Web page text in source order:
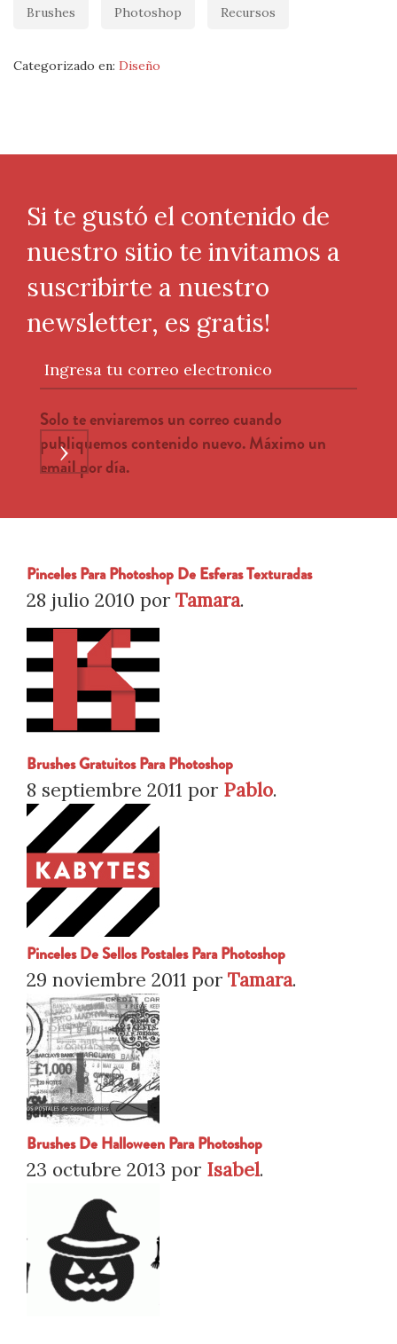
Brushes Photoshop Recursos
Categorizado en: Diseño
Si te gustó el contenido de
nuestro sitio te invitamos a
suscribirte a nuestro
newsletter, es gratis!
Ingresa tu correo electronico
Solo te enviaremos un correo cuando
publiquemos contenido nuevo. Máximo un
email por día.
›
Pinceles Para Photoshop De Esferas Texturadas
28 julio 2010 por Tamara.
Brushes Gratuitos Para Photoshop
8 septiembre 2011 por Pablo.
Pinceles De Sellos Postales Para Photoshop
29 noviembre 2011 por Tamara.
Brushes De Halloween Para Photoshop
23 octubre 2013 por Isabel.